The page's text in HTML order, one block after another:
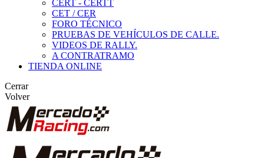
CERT - CERTT
CET / CER
FORO TÉCNICO
PRUEBAS DE VEHÍCULOS DE CALLE.
VIDEOS DE RALLY.
A CONTRATRAMO
TIENDA ONLINE
Cerrar
Volver